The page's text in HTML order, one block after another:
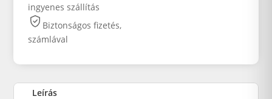
ingyenes szállítás
Biztonságos fizetés,
számlával
Leírás